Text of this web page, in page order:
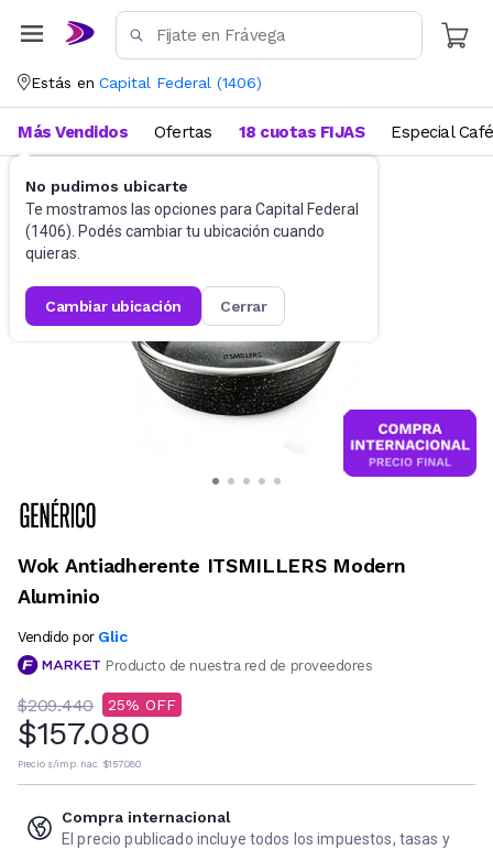
Estás en Capital Federal (1406)
No pudimos ubicarte
Te mostramos las opciones para Capital Federal
(1406). Podés cambiar tu ubicación cuando
quieras.
cambiar ubicación cerrar
Más Vendidos Ofertas 18 cuotas FIJAS Especial Café
Bazar Sartenes, Biferas y Woks
Wok Antiadherente ITSMILLERS Modern
Aluminio
Vendido por Glic
Producto de nuestra red de proveedores
$209.440 25
$157.080
Precio s/imp. nac. $157.080
Compra internacional
El precio publicado incluye todos los impuestos, tasas y